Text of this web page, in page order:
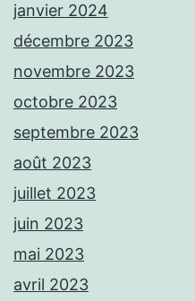
janvier 2024
décembre 2023
novembre 2023
octobre 2023
septembre 2023
août 2023
juillet 2023
juin 2023
mai 2023
avril 2023